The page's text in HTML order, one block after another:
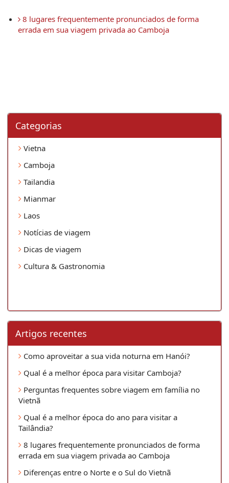
8 lugares frequentemente pronunciados de forma
errada em sua viagem privada ao Camboja
Categorias
Vietna
Camboja
Tailandia
Mianmar
Laos
Notícias de viagem
Dicas de viagem
Cultura & Gastronomia
Artigos recentes
Como aproveitar a sua vida noturna em Hanói?
Qual é a melhor época para visitar Camboja?
Perguntas frequentes sobre viagem em família no
Vietnã
Qual é a melhor época do ano para visitar a
Tailândia?
8 lugares frequentemente pronunciados de forma
errada em sua viagem privada ao Camboja
Diferenças entre o Norte e o Sul do Vietnã